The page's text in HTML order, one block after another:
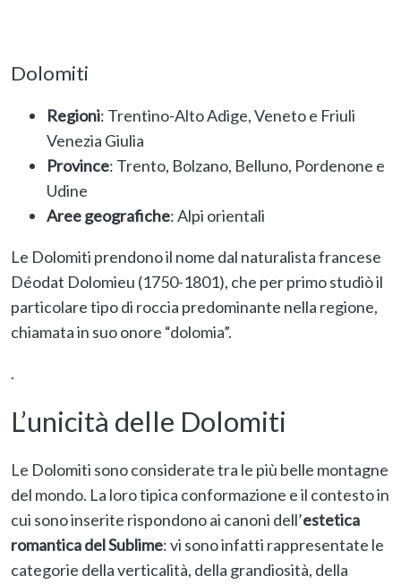
Dolomiti
Regioni: Trentino-Alto Adige, Veneto e Friuli
Venezia Giulia
Province: Trento, Bolzano, Belluno, Pordenone e
Udine
Aree geografiche: Alpi orientali
Le Dolomiti prendono il nome dal naturalista francese
Déodat Dolomieu (1750-1801), che per primo studiò il
particolare tipo di roccia predominante nella regione,
chiamata in suo onore “dolomia”.
.
L’unicità delle Dolomiti
Le Dolomiti sono considerate tra le più belle montagne
del mondo. La loro tipica conformazione e il contesto in
cui sono inserite rispondono ai canoni dell’estetica
romantica del Sublime: vi sono infatti rappresentate le
categorie della verticalità, della grandiosità, della